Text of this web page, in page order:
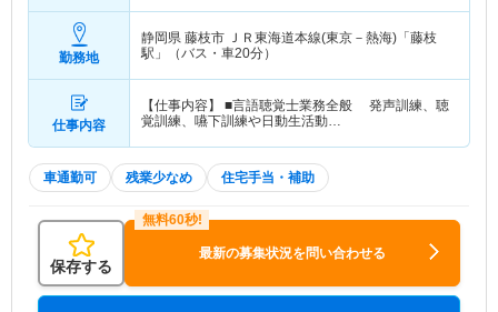
勤務地
静岡県 藤枝市 ＪＲ東海道本線(東京－熱海)「藤枝
駅」（バス・車20分）
仕事内容
【仕事内容】 ■言語聴覚士業務全般 発声訓練、聴
覚訓練、嚥下訓練や日動生活動…
車通勤可 残業少なめ 住宅手当・補助
保存する
最新の募集状況を問い合わせる